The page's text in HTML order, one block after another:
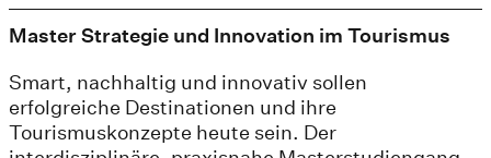
Master Strategie und Innovation im Tourismus
Smart, nachhaltig und innovativ sollen
erfolgreiche Destinationen und ihre
Tourismuskonzepte heute sein. Der